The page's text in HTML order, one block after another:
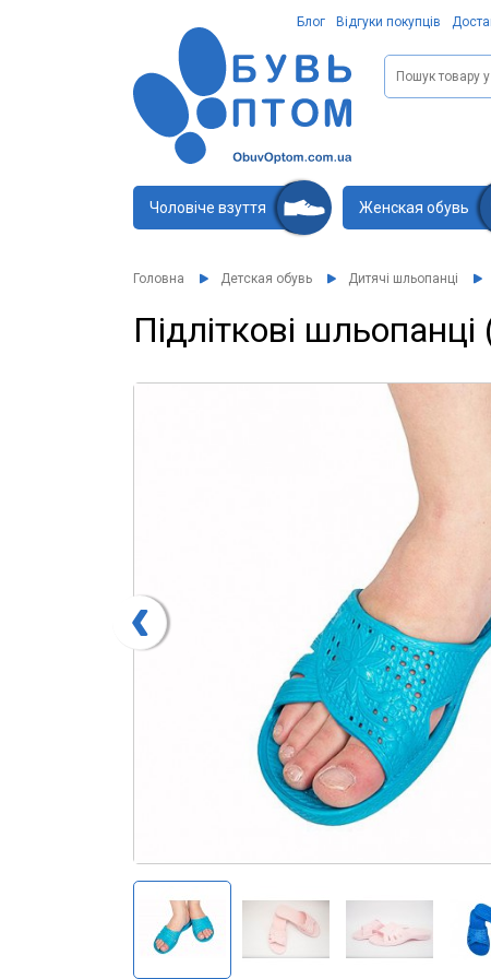
Блог Відгуки покупців
Чоловіче взуття Женская обувь
Головна Детская обувь Дитячі шльопанці
Підліткові